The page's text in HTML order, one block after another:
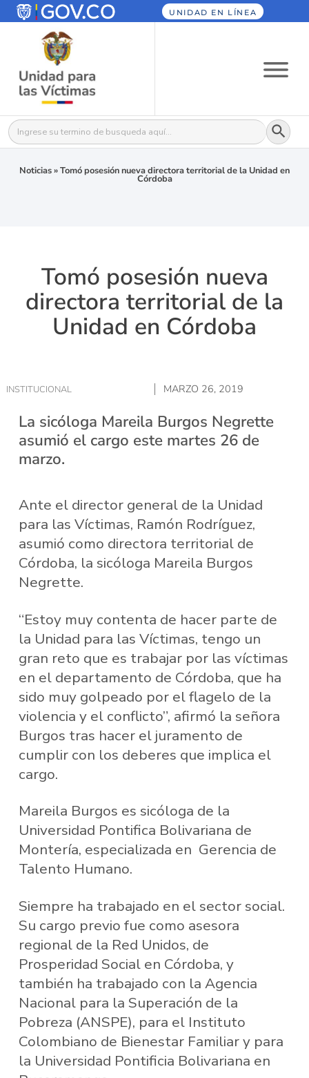
UNIDAD EN LÍNEA
Buscar: Botón
Noticias»Tomó posesión nueva directora territorial de la Unidad en
Córdoba
Tomó posesión nueva
directora territorial de la
Unidad en Córdoba
INSTITUCIONAL MARZO 26, 2019
La sicóloga Mareila Burgos Negrette
asumió el cargo este martes 26 de
marzo.
Ante el director general de la Unidad
para las Víctimas, Ramón Rodríguez,
asumió como directora territorial de
Córdoba, la sicóloga Mareila Burgos
Negrette.
“Estoy muy contenta de hacer parte de
la Unidad para las Víctimas, tengo un
gran reto que es trabajar por las víctimas
en el departamento de Córdoba, que ha
sido muy golpeado por el flagelo de la
violencia y el conflicto”, afirmó la señora
Burgos tras hacer el juramento de
cumplir con los deberes que implica el
cargo.
Mareila Burgos es sicóloga de la
Universidad Pontifica Bolivariana de
Montería, especializada en Gerencia de
Talento Humano.
Siempre ha trabajado en el sector social.
Su cargo previo fue como asesora
regional de la Red Unidos, de
Prosperidad Social en Córdoba, y
también ha trabajado con la Agencia
Nacional para la Superación de la
Pobreza (ANSPE), para el Instituto
Colombiano de Bienestar Familiar y para
la Universidad Pontificia Bolivariana en